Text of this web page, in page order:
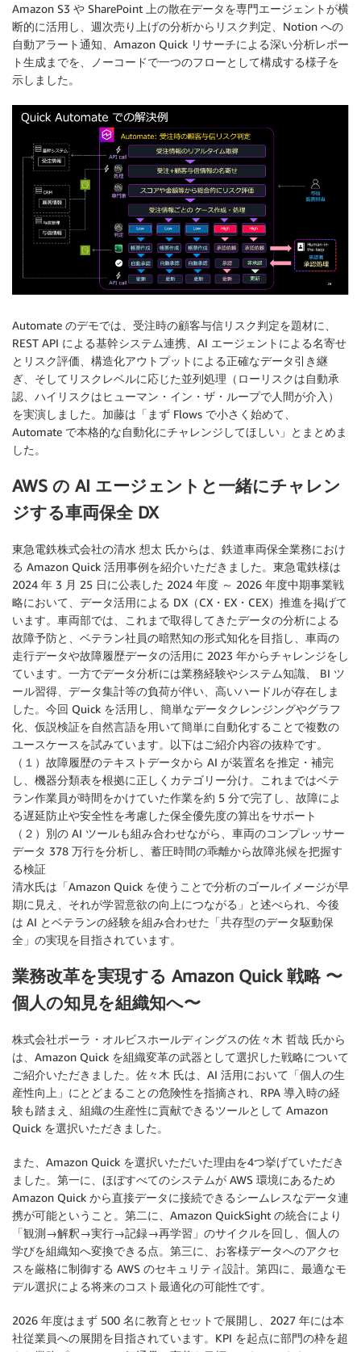
Amazon S3 や SharePoint 上の散在データを専門エージェントが横
断的に活用し、週次売り上げの分析からリスク判定、Notion への
自動アラート通知、Amazon Quick リサーチによる深い分析レポー
ト生成までを、ノーコードで一つのフローとして構成する様子を
示しました。
Automate のデモでは、受注時の顧客与信リスク判定を題材に、
REST API による基幹システム連携、AI エージェントによる名寄せ
とリスク評価、構造化アウトプットによる正確なデータ引き継
ぎ、そしてリスクレベルに応じた並列処理（ローリスクは自動承
認、ハイリスクはヒューマン・イン・ザ・ループで人間が介入）
を実演しました。加藤は「まず Flows で小さく始めて、
Automate で本格的な自動化にチャレンジしてほしい」とまとめま
した。
AWS の AI エージェントと一緒にチャレン
ジする車両保全 DX
東急電鉄株式会社の清水 想太 氏からは、鉄道車両保全業務におけ
る Amazon Quick 活用事例を紹介いただきました。東急電鉄様は
2024 年 3 月 25 日に公表した 2024 年度 ～ 2026 年度中期事業戦
略において、データ活用による DX（CX・EX・CEX）推進を掲げて
います。車両部では、これまで取得してきたデータの分析による
故障予防と、ベテラン社員の暗黙知の形式知化を目指し、車両の
走行データや故障履歴データの活用に 2023 年からチャレンジをし
ています。一方でデータ分析には業務経験やシステム知識、 BI ツ
ール習得、データ集計等の負荷が伴い、高いハードルが存在しま
した。今回 Quick を活用し、簡単なデータクレンジングやグラフ
化、仮説検証を自然言語を用いて簡単に自動化することで複数の
ユースケースを試みています。以下はご紹介内容の抜粋です。
（１）故障履歴のテキストデータから AI が装置名を推定・補完
し、機器分類表を根拠に正しくカテゴリー分け。これまではベテ
ラン作業員が時間をかけていた作業を約 5 分で完了し、故障によ
る遅延防止や安全性を考慮した保全優先度の算出をサポート
（２）別の AI ツールも組み合わせながら、車両のコンプレッサー
データ 378 万行を分析し、蓄圧時間の乖離から故障兆候を把握す
る検証
清水氏は「Amazon Quick を使うことで分析のゴールイメージが早
期に見え、それが学習意欲の向上につながる」と述べられ、今後
は AI とベテランの経験を組み合わせた「共存型のデータ駆動保
全」の実現を目指されています。
業務改革を実現する Amazon Quick 戦略 〜
個人の知見を組織知へ〜
株式会社ポーラ・オルビスホールディングスの佐々木 哲哉 氏から
は、Amazon Quick を組織変革の武器として選択した戦略について
ご紹介いただきました。佐々木 氏は、AI 活用において「個人の生
産性向上」にとどまることの危険性を指摘され、RPA 導入時の経
験も踏まえ、組織の生産性に貢献できるツールとして Amazon
Quick を選択いただきました。
また、Amazon Quick を選択いただいた理由を4つ挙げていただき
ました。第一に、ほぼすべてのシステムが AWS 環境にあるため
Amazon Quick から直接データに接続できるシームレスなデータ連
携が可能ということ。第二に、Amazon QuickSight の統合により
「観測→解釈→実行→記録→再学習」のサイクルを回し、個人の
学びを組織知へ変換できる点。第三に、お客様データへのアクセ
スを厳格に制御する AWS のセキュリティ設計。第四に、最適なモ
デル選択による将来のコスト最適化の可能性です。
2026 年度はまず 500 名に教育とセットで展開し、2027 年には本
社従業員への展開を目指されています。KPI を起点に部門の枠を超